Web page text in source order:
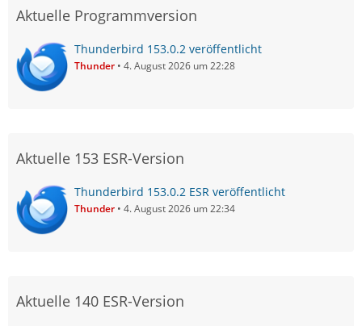
Aktuelle Programmversion
Thunderbird 153.0.2 veröffentlicht
Thunder 4. August 2026 um 22:28
Aktuelle 153 ESR-Version
Thunderbird 153.0.2 ESR veröffentlicht
Thunder 4. August 2026 um 22:34
Aktuelle 140 ESR-Version